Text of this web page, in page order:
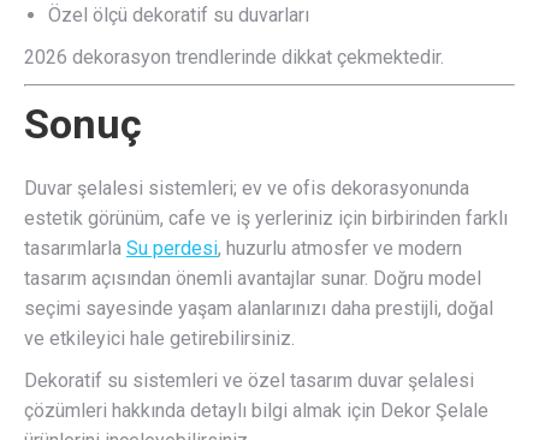
Özel ölçü dekoratif su duvarları
2026 dekorasyon trendlerinde dikkat çekmektedir.
Sonuç
Duvar şelalesi sistemleri; ev ve ofis dekorasyonunda
estetik görünüm, cafe ve iş yerleriniz için birbirinden farklı
tasarımlarla Su perdesi, huzurlu atmosfer ve modern
tasarım açısından önemli avantajlar sunar. Doğru model
seçimi sayesinde yaşam alanlarınızı daha prestijli, doğal
ve etkileyici hale getirebilirsiniz.
Dekoratif su sistemleri ve özel tasarım duvar şelalesi
çözümleri hakkında detaylı bilgi almak için Dekor Şelale